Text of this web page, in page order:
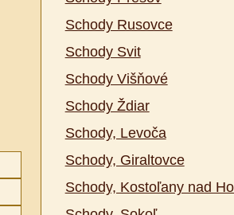
Schody Rusovce
Schody Svit
Schody Višňové
Schody Ždiar
Schody, Levoča
Schody, Giraltovce
Schody, Kostoľany nad